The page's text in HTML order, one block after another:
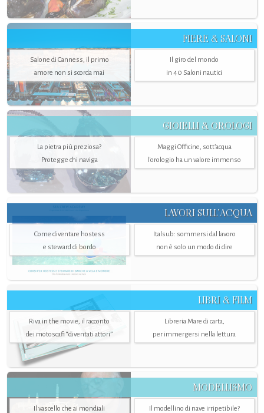
FIERE & SALONI
Salone di Canness, il primo
amore non si scorda mai
Il giro del mondo
in 40 Saloni nautici
GIOIELLI & OROLOGI
La pietra più preziosa?
Protegge chi naviga
Maggi Officine, sott’acqua
l'orologio ha un valore immenso
LAVORI SULL’ACQUA
Come diventare hostess
e steward di bordo
Italsub: sommersi dal lavoro
non è solo un modo di dire
LIBRI & FILM
Riva in the movie, il racconto
dei motoscafi “diventati attori”
Libreria Mare di carta,
per immergersi nella lettura
MODELLISMO
Il vascello che ai mondiali
Il modellino di nave irripetibile?